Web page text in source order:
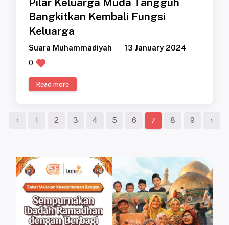
Bangkitkan Kembali Fungsi
Keluarga
Suara Muhammadiyah
13 January 2024
0
Read more
‹ 1 2 3 4 5 6 7 8 9 ›